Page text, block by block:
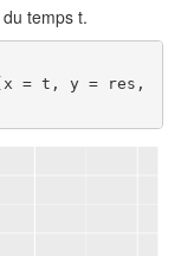
temps t.
= t, y = res,